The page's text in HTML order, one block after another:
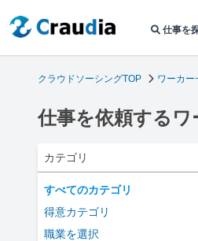
仕事を
クラウドソーシングTOP ワーカー
仕事を依頼する
カテゴリ
すべてのカテゴリ
得意カテゴリ
職業を選択